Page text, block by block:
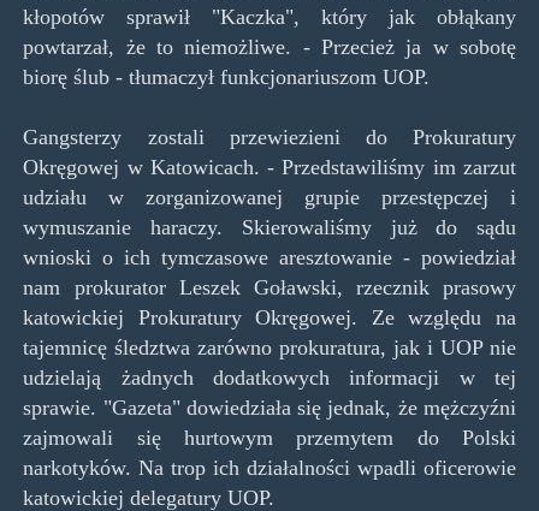
kłopotów sprawił "Kaczka", który jak obłąkany
powtarzał, że to niemożliwe. - Przecież ja w sobotę
biorę ślub - tłumaczył funkcjonariuszom UOP.
Gangsterzy zostali przewiezieni do Prokuratury
Okręgowej w Katowicach. - Przedstawiliśmy im zarzut
udziału w zorganizowanej grupie przestępczej i
wymuszanie haraczy. Skierowaliśmy już do sądu
wnioski o ich tymczasowe aresztowanie - powiedział
nam prokurator Leszek Goławski, rzecznik prasowy
katowickiej Prokuratury Okręgowej. Ze względu na
tajemnicę śledztwa zarówno prokuratura, jak i UOP nie
udzielają żadnych dodatkowych informacji w tej
sprawie. "Gazeta" dowiedziała się jednak, że mężczyźni
zajmowali się hurtowym przemytem do Polski
narkotyków. Na trop ich działalności wpadli oficerowie
katowickiej delegatury UOP.